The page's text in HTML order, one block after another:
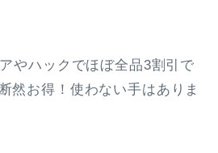
やハックでほぼ全品3割引で
然お得！使わない手はありま